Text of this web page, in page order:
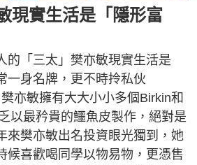
現實生活是「隱形富
的「三太」樊亦敏現實生活是
一身名牌，更不時拎私伙
亦敏擁有大大小小多個Birkin和
以最矜貴的鱷魚皮製作，絕對是
來樊亦敏出名投資眼光獨到，她
候喜歡喝同學以物易物，更憑售